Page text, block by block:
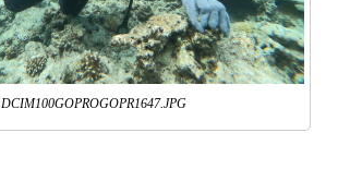
DCIM100GOPROGOPR1647.JPG